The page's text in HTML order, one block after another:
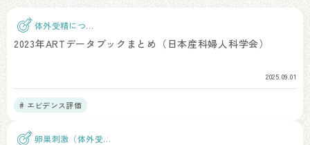
体外受精につい
て
2023年ARTデータブックまとめ（日本産科婦人科学会）
2025.09.01
# エビデンス評価
卵巣刺激（体外受